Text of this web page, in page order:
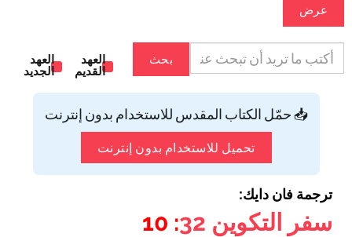
عرض
بحث
العهد
القديم
العهد
الجديد
📥 حمّل الكتاب المقدس للاستخدام بدون إنترنت
تحميل للاستخدام بدون إنترنت
ترجمة فان دايك:
سفر التكوين 32
: 10